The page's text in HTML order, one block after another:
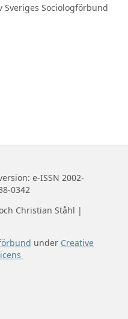
Sveriges Sociologförbund
e-ISSN 2002-
0342
Christian Ståhl |
under Creative